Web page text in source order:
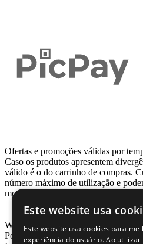
Ofertas e promoções válidas por
Caso os produtos apresentem
válido é o do carrinho de compras.
número máximo de utilização e
momento, de acordo com sua
Webcontinental LTDA | Travessa
Porto Alegre - RS - CEP: 90.240-
Este website usa
Este website usa cookies para
experiência do usuário. Ao utilizar